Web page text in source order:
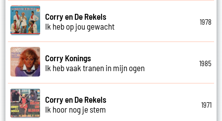
Corry en De Rekels
Ik heb op jou gewacht
1978
Corry Konings
Ik heb vaak tranen in mijn ogen
1985
Corry en De Rekels
Ik hoor nog je stem
1971